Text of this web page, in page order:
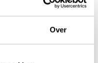
Over